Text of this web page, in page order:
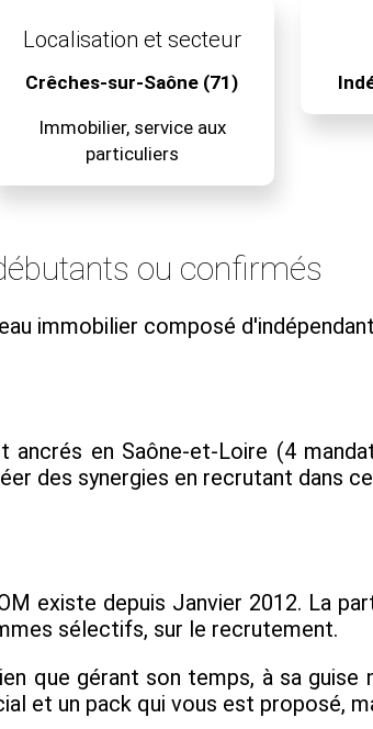
Localisation et secteur
Crêches-sur-Saône (71)
Immobilier, service aux
particuliers
ou confirmés
immobilier composé
ancrés en Saône-et-Loire (4
des synergies en recrutant dans
existe depuis Janvier 2012. La
sélectifs, sur le recrutement.
que gérant son temps, à sa guise
et un pack qui vous est proposé,